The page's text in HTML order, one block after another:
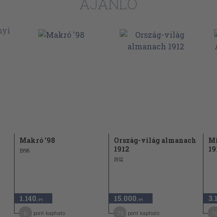
194
Makró '98
1998
1.140 ,-Ft
pont kapható
Ország-világ almanach
1912
1912
15.000 ,-Ft
pont kapható